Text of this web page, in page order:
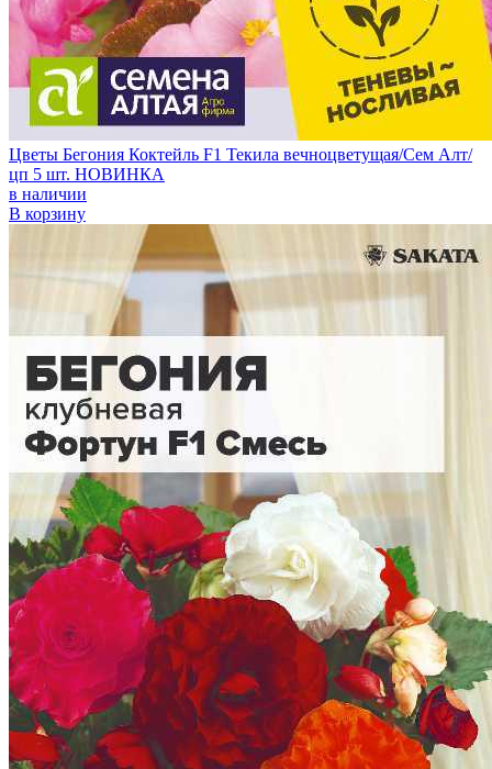
Цветы Бегония Коктейль F1 Текила вечноцветущая/Сем Алт/
цп 5 шт. НОВИНКА
в наличии
В корзину